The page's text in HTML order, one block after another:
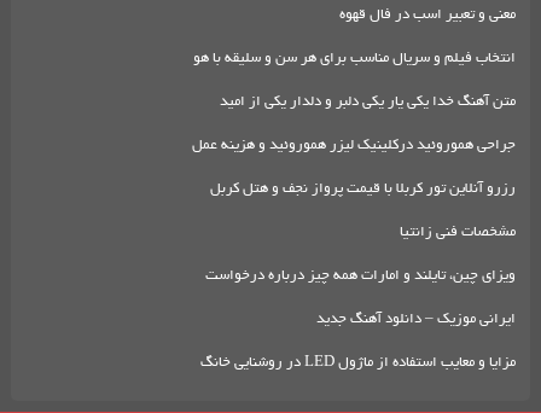
معنی و تعبیر اسب در فال قهوه
انتخاب فیلم و سریال مناسب برای هر سن و سلیقه با هو
متن آهنگ خدا یکی یار یکی دلبر و دلدار یکی از امید
جراحی هموروئید درکلینیک لیزر هموروئید و هزینه عمل
رزرو آنلاین تور کربلا با قیمت پرواز نجف و هتل کربل
مشخصات فنی زانتیا
ویزای چین، تایلند و امارات همه چیز درباره درخواست
ایرانی موزیک – دانلود آهنگ جدید
مزایا و معایب استفاده از ماژول LED در روشنایی خانگ